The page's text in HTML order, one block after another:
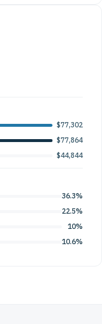
$77,302
$77,864
$44,844
36.3%
22.5%
10%
10.6%